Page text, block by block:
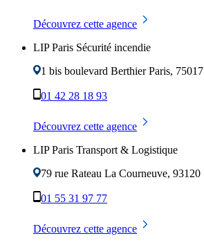
Découvrez cette agence
LIP Paris Sécurité incendie
1 bis boulevard Berthier Paris, 75017
01 42 28 18 93
Découvrez cette agence
LIP Paris Transport & Logistique
79 rue Rateau La Courneuve, 93120
01 55 31 97 77
Découvrez cette agence